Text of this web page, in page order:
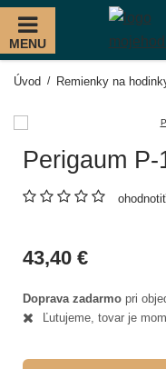
MENU
Úvod Remienky na
Perigaum
ohodnotiť
43,40 €
Doprava zadarmo pri
Ľutujeme, tovar je